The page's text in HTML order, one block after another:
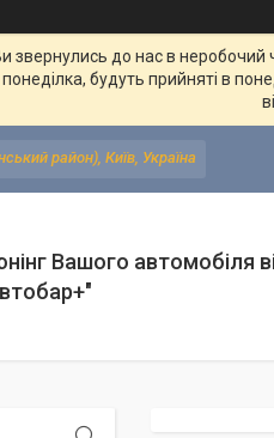
звернулись до нас в неробочий
будуть прийняті в
район), Київ, Україна
Вашого автомобіля